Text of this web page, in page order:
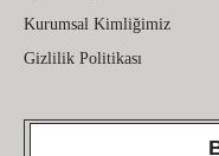
Kurumsal Kimliğimiz
Gizlilik Politikası